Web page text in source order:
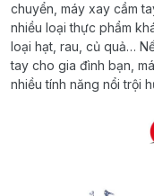
chuyển, máy xay cầm
nhiều loại thực phẩm
loại hạt, rau, củ quả…
tay cho gia đình bạn,
nhiều tính năng nổi trội